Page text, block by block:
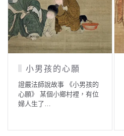
小男孩的心願
證嚴法師說故事 《小男孩的
心願》 某個小鄉村裡，有位
婦人生了…